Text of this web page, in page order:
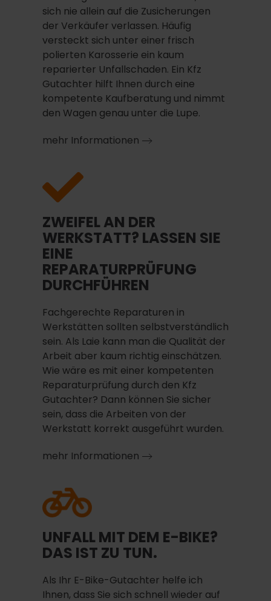
sich nie allein auf die Zusicherungen
der Verkäufer verlassen. Häufig
versteckt sich unter einer frisch
polierten Karosserie ein kaum
reparierter Unfallschaden. Ein Kfz
Gutachter hilft Ihnen durch eine
kompetente Kaufberatung und nimmt
den Wagen genau unter die Lupe.
mehr Informationen
ZWEIFEL AN DER
WERKSTATT? LASSEN SIE
EINE
REPARATURPRÜFUNG
DURCHFÜHREN
Fachgerechte Reparaturen in
Werkstätten sollten selbstverständlich
sein. Als Laie kann man die Qualität der
Arbeit aber kaum richtig einschätzen.
Wie wäre es mit einer kompetenten
Reparaturprüfung durch den Kfz
Gutachter? Dann können Sie sicher
sein, dass die Arbeiten von der
Werkstatt korrekt ausgeführt wurden.
mehr Informationen
UNFALL MIT DEM E-BIKE?
DAS IST ZU TUN.
Als Ihr E-Bike-Gutachter helfe ich
Ihnen, dass Sie sich schnell wieder auf